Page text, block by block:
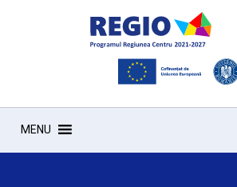
MENU